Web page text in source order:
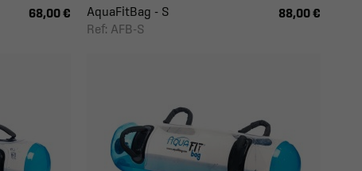
68,00 €
AquaFitBag - S
Ref: AFB-S
88,00 €